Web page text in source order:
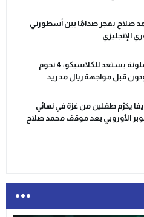
صلاح يفجر صدامًا بين أسطورتي
الإنجليزي
برشلونة يستعد للكلاسيكو: 4 نجوم
قبل مواجهة ريال مدريد
يكرّم طفلين من غزة في نهائي
الأوروبي بعد موقف محمد صلاح